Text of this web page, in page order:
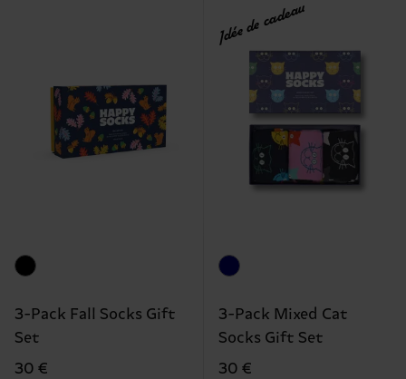
3-Pack Fall Socks Gift
Set
30 €
Idée de cadeau
3-Pack Mixed Cat
Socks Gift Set
30 €